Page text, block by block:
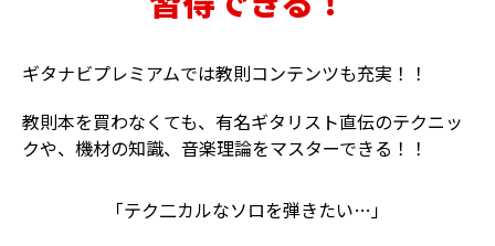
ギタナビプレミアムでは教則コンテンツも充実！！
教則本を買わなくても、有名ギタリスト直伝のテクニッ
クや、機材の知識、音楽理論をマスターできる！！
「テク二カルなソロを弾きたい…」